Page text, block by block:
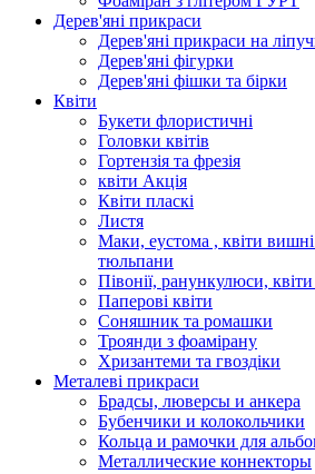
Дерев'яні прикраси
Дерев'яні прикраси на
Дерев'яні фігурки
Дерев'яні фішки та бірки
Квіти
Букети флористичні
Головки квітів
Гортензія та фрезія
квіти Акція
Квіти пласкі
Листя
Маки, еустома , квіти вишні
тюльпани
Півонії, ранункулюси, квіти
Паперові квіти
Соняшник та ромашки
Троянди з фоамірану
Хризантеми та гвоздіки
Металеві прикраси
Брадсы, люверсы и анкера
Бубенчики и колокольчики
Кольца и рамочки для
Металлические коннекторы